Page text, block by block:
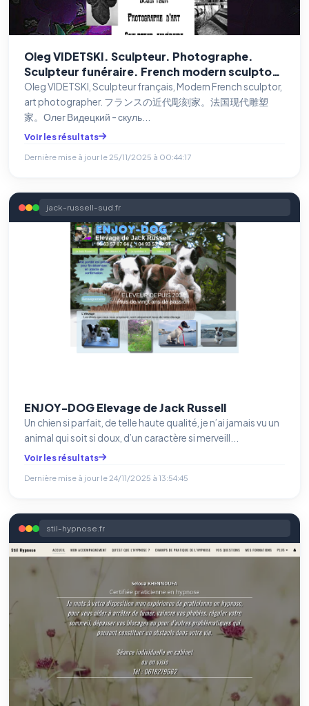
Oleg VIDETSKI. Sculpteur. Photographe.
Sculpteur funéraire. French modern sculptor.
フランスの近代彫刻家。 フランスの芸術。法国现代
雕塑家。 法国艺术
Oleg VIDETSKI, Sculpteur français, Modern French sculptor,
art photographer. フランスの近代彫刻家。法国现代雕塑
家。Олег Видецкий - скуль...
Voir les résultats
Dernière mise à jour le 25/11/2025 à 00:44:17
jack-russell-sud.fr
ENJOY-DOG Elevage de Jack Russell
Un chien si parfait, de telle haute qualité, je n’ai jamais vu un
animal qui soit si doux, d’un caractère si merveill...
Voir les résultats
Dernière mise à jour le 24/11/2025 à 13:54:45
stil-hypnose.fr